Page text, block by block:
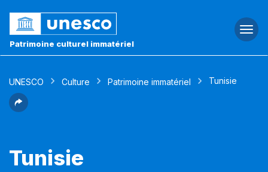
Patrimoine culturel immatériel
UNESCO Culture Patrimoine immatériel Tunisie
Tunisie